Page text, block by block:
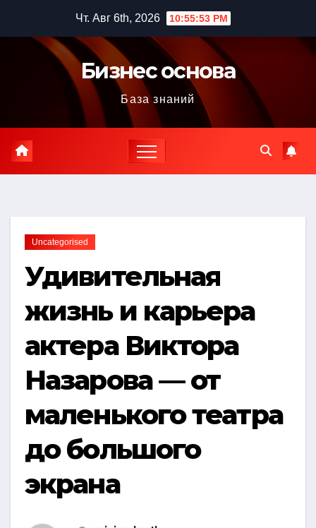
содержимому
Чт. Авг 6th, 2026 10:55:54 PM
Бизнес основа
База знаний
Uncategorised
Удивительная
жизнь и карьера
актера Виктора
Назарова — от
маленького театра
до большого
экрана